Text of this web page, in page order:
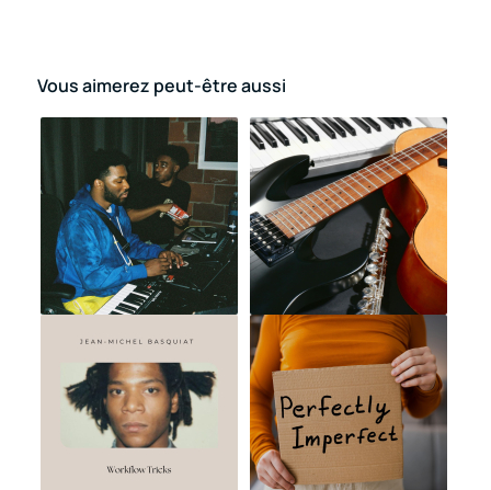
Vous aimerez peut-être aussi